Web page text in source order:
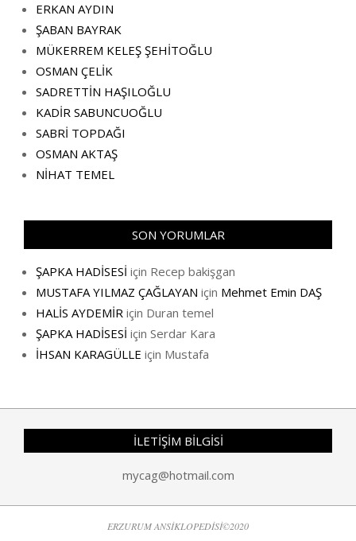
ERKAN AYDIN
ŞABAN BAYRAK
MÜKERREM KELEŞ ŞEHİTOĞLU
OSMAN ÇELİK
SADRETTİN HAŞILOĞLU
KADİR SABUNCUOĞLU
SABRİ TOPDAĞI
OSMAN AKTAŞ
NİHAT TEMEL
SON YORUMLAR
ŞAPKA HADİSESİ için Recep bakişgan
MUSTAFA YILMAZ ÇAĞLAYAN için Mehmet Emin DAŞ
HALİS AYDEMİR için Duran temel
ŞAPKA HADİSESİ için Serdar Kara
İHSAN KARAGÜLLE için Mustafa
İLETİŞİM BİLGİSİ
mycag@hotmail.com
ERZURUM ANSİKLOPEDİSİ©2020